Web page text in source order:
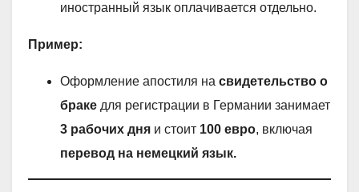
иностранный язык оплачивается отдельно.
Пример:
Оформление апостиля на свидетельство о
браке для регистрации в Германии занимает
3 рабочих дня и стоит 100 евро, включая
перевод на немецкий язык.